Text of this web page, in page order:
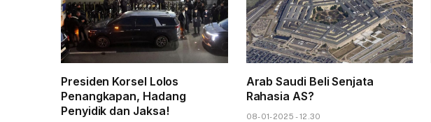
Presiden Korsel Lolos
Penangkapan, Hadang
Penyidik dan Jaksa!
Arab Saudi Beli Senjata
Rahasia AS?
08-01-2025 - 12.30